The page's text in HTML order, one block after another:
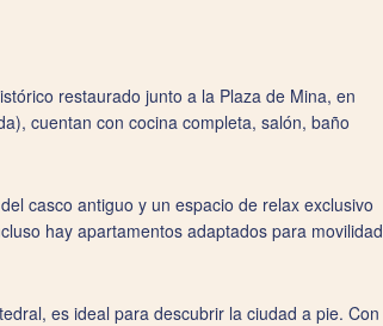
restaurado junto a la Plaza de Mina, en
cuentan con cocina completa, salón, baño
casco antiguo y un espacio de relax exclusivo
hay apartamentos adaptados para movilidad
es ideal para descubrir la ciudad a pie. Con